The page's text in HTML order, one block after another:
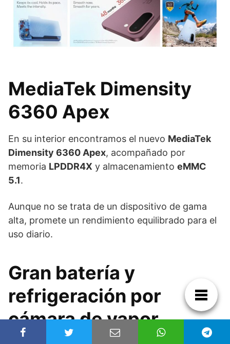
MediaTek Dimensity
6360 Apex
En su interior encontramos el nuevo MediaTek
Dimensity 6360 Apex, acompañado por
memoria LPDDR4X y almacenamiento eMMC
5.1.
Aunque no se trata de un dispositivo de gama
alta, promete un rendimiento equilibrado para el
uso diario.
Gran batería y
refrigeración por
cámara de vapor